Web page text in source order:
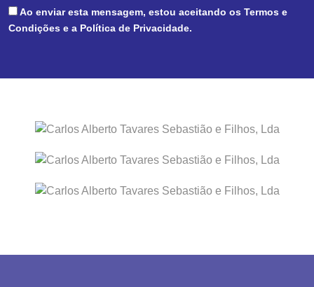
Ao enviar esta mensagem, estou aceitando os Termos e
Condições e a Política de Privacidade.